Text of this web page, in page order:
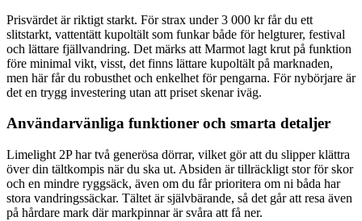
Prisvärdet är riktigt starkt. För strax under 3 000 kr får du ett
slitstarkt, vattentätt kupoltält som funkar både för helgturer, festival
och lättare fjällvandring. Det märks att Marmot lagt krut på funktion
före minimal vikt, visst, det finns lättare kupoltält på marknaden,
men här får du robusthet och enkelhet för pengarna. För nybörjare är
det en trygg investering utan att priset skenar iväg.
Användarvänliga funktioner och smarta detaljer
Limelight 2P har två generösa dörrar, vilket gör att du slipper klättra
över din tältkompis när du ska ut. Absiden är tillräckligt stor för skor
och en mindre ryggsäck, även om du får prioritera om ni båda har
stora vandringssäckar. Tältet är självbärande, så det går att resa även
på hårdare mark där markpinnar är svåra att få ner.